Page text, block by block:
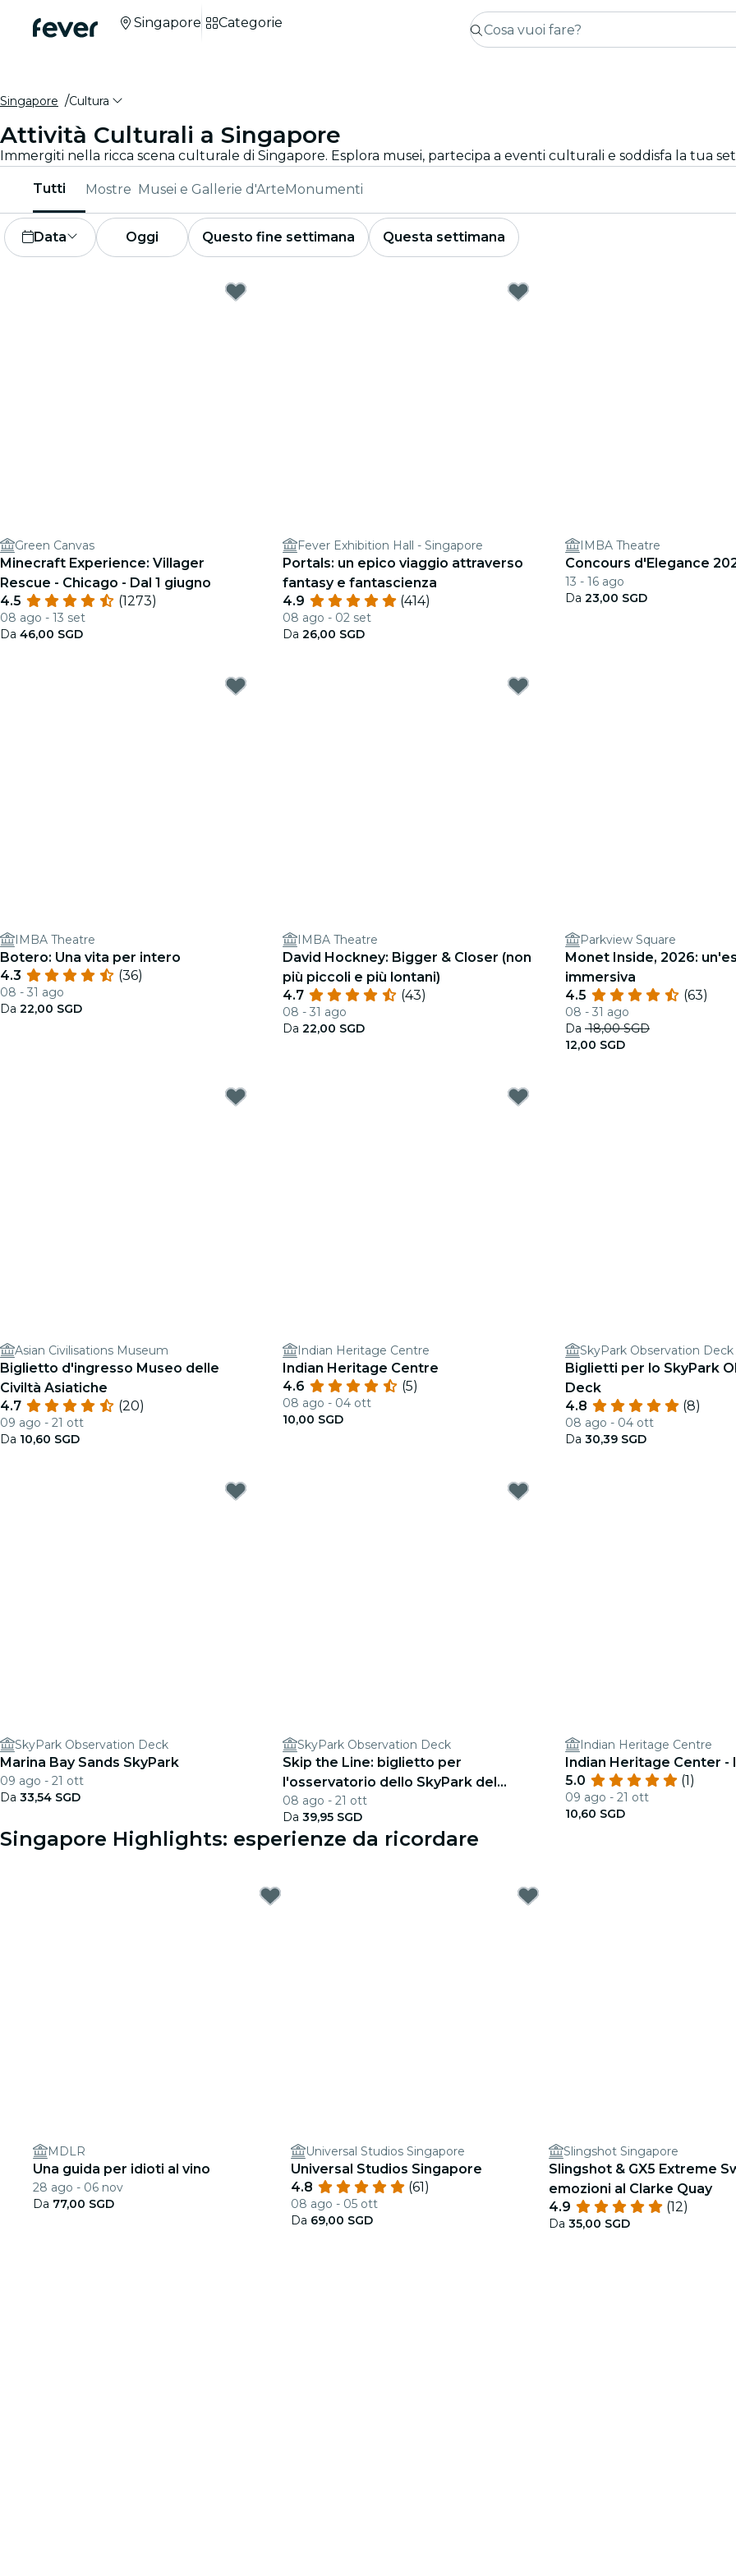
Singapore Categorie
Singapore Cultura
Attività Culturali a Singapore
Immergiti nella ricca scena culturale di Singapore. Esplora musei, partecipa a eventi culturali e soddisfa la tua
Tutti Mostre Musei e Gallerie d'ArteMonumenti
Data Oggi Questo fine settimana Questa settimana
Green Canvas
Minecraft Experience: Villager
Rescue - Chicago - Dal 1 giugno
4.5
(1273)
08 ago - 13 set
Da 46,00 SGD
Fever Exhibition Hall - Singapore
Portals: un epico viaggio attraverso
fantasy e fantascienza
4.9
(414)
08 ago - 02 set
Da 26,00 SGD
IMBA Theatre
Concours d'Elegance
13 - 16 ago
Da 23,00 SGD
IMBA Theatre
Botero: Una vita per intero
4.3
(36)
08 - 31 ago
Da 22,00 SGD
IMBA Theatre
David Hockney: Bigger & Closer (non
più piccoli e più lontani)
4.7
(43)
08 - 31 ago
Da 22,00 SGD
Parkview Square
Monet Inside, 2026:
immersiva
4.5
(63)
08 - 31 ago
Da 18,00 SGD
12,00 SGD
Asian Civilisations Museum
Biglietto d'ingresso Museo delle
Civiltà Asiatiche
4.7
(20)
09 ago - 21 ott
Da 10,60 SGD
Indian Heritage Centre
Indian Heritage Centre
4.6
(5)
08 ago - 04 ott
10,00 SGD
SkyPark Observation Deck
Biglietti per lo SkyPark
Deck
4.8
(8)
08 ago - 04 ott
Da 30,39 SGD
SkyPark Observation Deck
Marina Bay Sands SkyPark
09 ago - 21 ott
Da 33,54 SGD
SkyPark Observation Deck
Skip the Line: biglietto per
l'osservatorio dello SkyPark del
Marina Bay Sands
08 ago - 21 ott
Da 39,95 SGD
Indian Heritage Centre
Indian Heritage Center -
5.0
(1)
09 ago - 21 ott
10,60 SGD
Singapore Highlights: esperienze da ricordare
MDLR
Una guida per idioti al vino
28 ago - 06 nov
Da 77,00 SGD
Universal Studios Singapore
Universal Studios Singapore
4.8
(61)
08 ago - 05 ott
Da 69,00 SGD
Slingshot Singapore
Slingshot & GX5 Extreme
emozioni al Clarke Quay
4.9
(12)
Da 35,00 SGD